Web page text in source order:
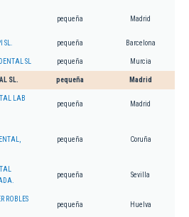
pequeña Madrid
pequeña Barcelona
SL pequeña Murcia
SL. pequeña Madrid
LAB
pequeña Madrid
pequeña Coruña
pequeña Sevilla
ROBLES
pequeña Huelva